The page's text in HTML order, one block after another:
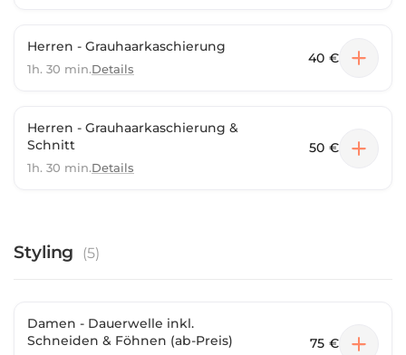
Herren - Grauhaarkaschierung
1h. 30 min.Details
40 €
Herren - Grauhaarkaschierung &
Schnitt
1h. 30 min.Details
50 €
Styling (5)
Damen - Dauerwelle inkl.
Schneiden & Föhnen (ab-Preis)
75 €